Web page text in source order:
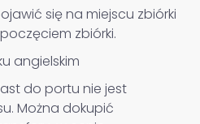
się na miejscu zbiórki
zbiórki.
angielskim
do portu nie jest
Można dokupić